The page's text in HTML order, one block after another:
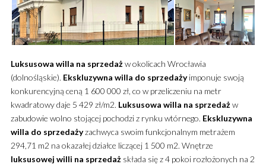
Luksusowa willa na sprzedażw okolicach Wrocławia
(dolnośląskie). Ekskluzywna willa do sprzedażyimponuje swoją
konkurencyjną ceną 1 600 000 zł, co w przeliczeniu na metr
kwadratowy daje 5 429 zł/m2. Luksusowa willa na sprzedażw
zabudowie wolno stojącej pochodzi z rynku wtórnego. Ekskluzywna
willa do sprzedażyzachwyca swoim funkcjonalnym metrażem
294,71 m2 na okazałej działce liczącej 1 500 m2. Wnętrze
luksusowej willi na sprzedażskłada się z 4 pokoi rozłożonych na 2